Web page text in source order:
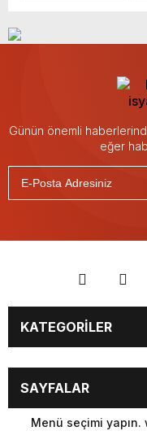
Günün önemli
eğer
KATEGORİLER
Ekonomi
Emlak Rehberi
İmar
SAYFALAR
Menü seçimi